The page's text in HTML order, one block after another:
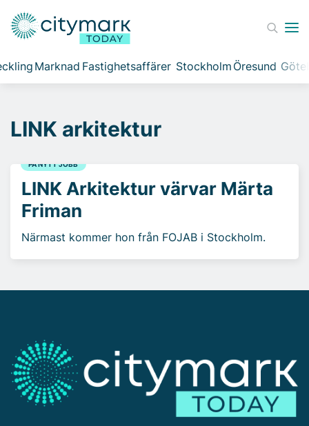
Marknad Fastighetsaffärer Stockholm Öresund
LINK arkitektur
PÅ NYTT JOBB
LINK Arkitektur värvar Märta
Friman
Närmast kommer hon från FOJAB i Stockholm.